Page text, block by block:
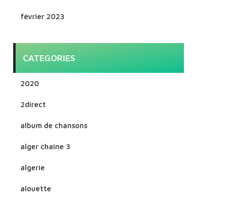
février 2023
CATEGORIES
2020
2direct
album de chansons
alger chaine 3
algerie
alouette